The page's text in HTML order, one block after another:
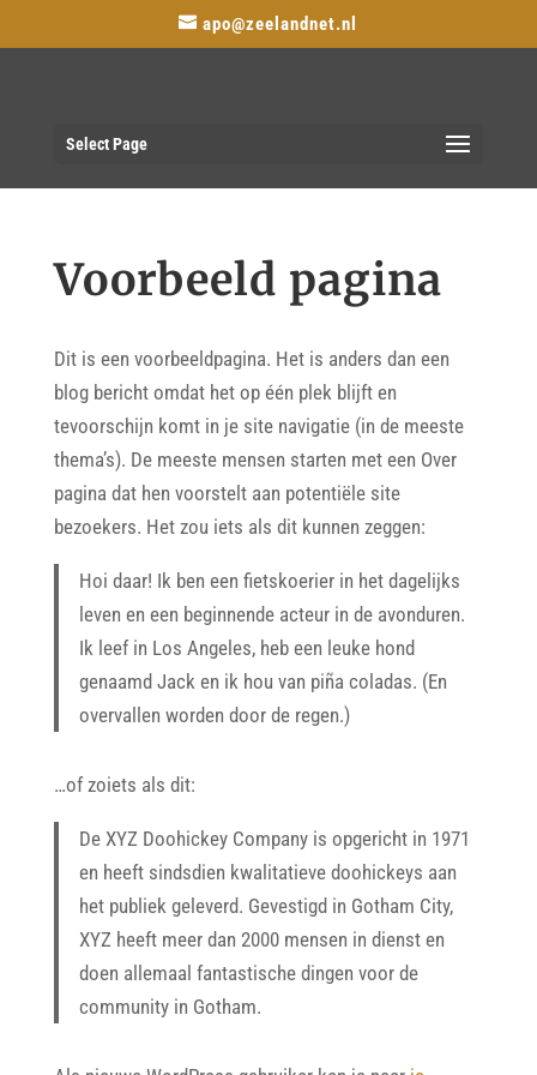
apo@zeelandnet.nl
Select Page
Voorbeeld pagina
Dit is een voorbeeldpagina. Het is anders dan een
blog bericht omdat het op één plek blijft en
tevoorschijn komt in je site navigatie (in de meeste
thema’s). De meeste mensen starten met een Over
pagina dat hen voorstelt aan potentiële site
bezoekers. Het zou iets als dit kunnen zeggen:
Hoi daar! Ik ben een fietskoerier in het dagelijks
leven en een beginnende acteur in de avonduren.
Ik leef in Los Angeles, heb een leuke hond
genaamd Jack en ik hou van piña coladas. (En
overvallen worden door de regen.)
…of zoiets als dit:
De XYZ Doohickey Company is opgericht in 1971
en heeft sindsdien kwalitatieve doohickeys aan
het publiek geleverd. Gevestigd in Gotham City,
XYZ heeft meer dan 2000 mensen in dienst en
doen allemaal fantastische dingen voor de
community in Gotham.